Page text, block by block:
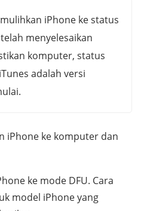
iPhone ke status
menyelesaikan
komputer, status
adalah versi
iPhone ke komputer dan
ke mode DFU. Cara
model iPhone yang